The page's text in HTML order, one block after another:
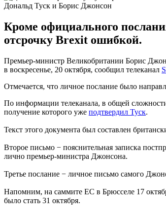
Дональд Туск и Борис Джонсон
Кроме официального
отсрочку Brexit ошибкой.
Премьер-министр Великобритании Борис
в воскресенье, 20 октября, сообщил телеканал
Отмечается, что личное послание было
По информации телеканала, в общей
получение которого уже подтвердил Туск.
Текст этого документа был составлен
Второе письмо − пояснительная записка
лично премьер-министра Джонсона.
Третье послание − личное письмо самого
Напомним, на саммите ЕС в Брюсселе 17
было стать 31 октября.